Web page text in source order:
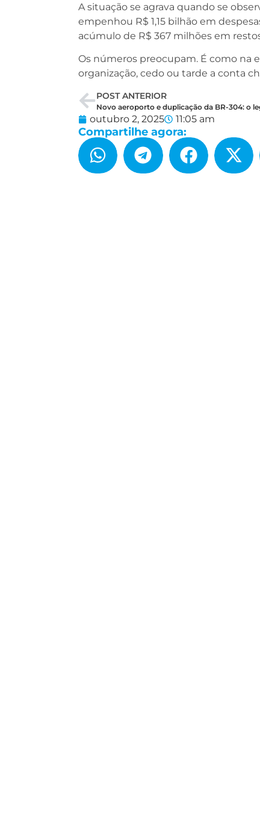
A situação se agrava quando se
empenhou R$ 1,15 bilhão em
acúmulo de R$ 367 milhões em
Os números preocupam. É como na
organização, cedo ou tarde a conta
POST ANTERIOR
outubro 2, 2025 11:05 am
Compartilhe agora: